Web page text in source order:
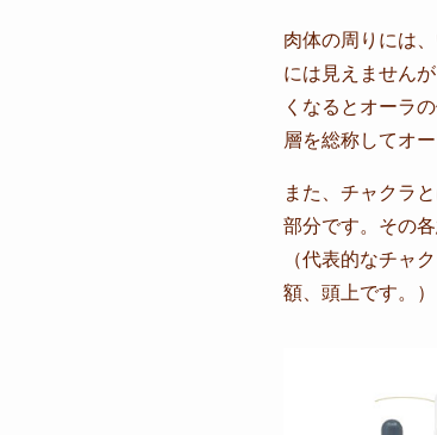
肉体の周りには
には見えません
くなるとオーラ
層を総称してオ
また、チャクラ
部分です。その
（代表的なチャ
額、頭上です。）